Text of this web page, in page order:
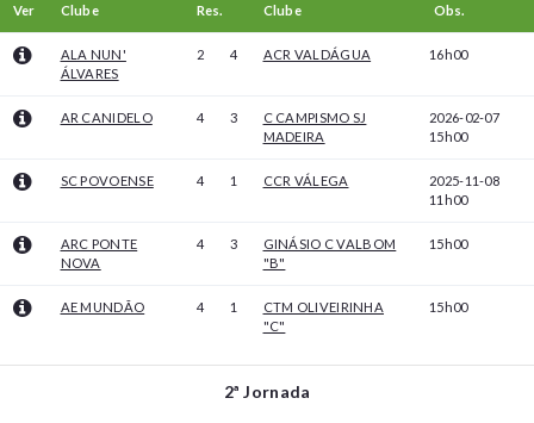
Ver Clube Res. Clube Obs.
ALA NUN'
ÁLVARES
2 4 ACR VALDÁGUA 16h00
AR CANIDELO 4 3
C CAMPISMO SJ
MADEIRA
2026-02-07
15h00
SC POVOENSE 4 1 CCR VÁLEGA
2025-11-08
11h00
ARC PONTE
NOVA
4 3
GINÁSIO C VALBOM
"B"
15h00
AE MUNDÃO 4 1
CTM OLIVEIRINHA
"C"
15h00
2ª Jornada